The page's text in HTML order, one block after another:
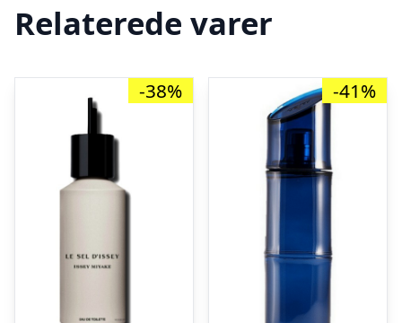
Relaterede varer
-38% -41%